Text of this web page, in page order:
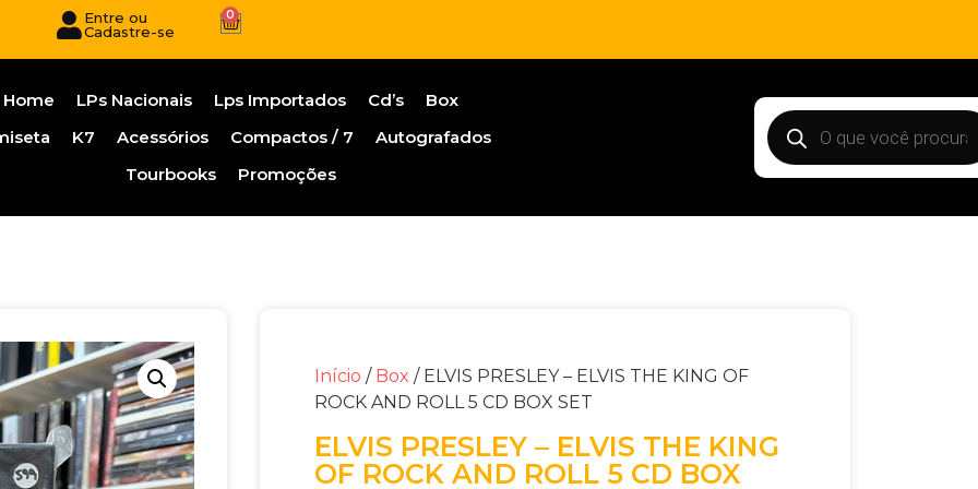
Entre ou
Cadastre-se
0
Home LPs Nacionais Lps Importados Cd’s
Box
K7 Acessórios Compactos / 7
Autografados
Tourbooks
Promoções
Início / Box / ELVIS PRESLEY – ELVIS THE KING OF
ROCK AND ROLL 5 CD BOX SET
ELVIS PRESLEY – ELVIS THE KING
OF ROCK AND ROLL 5 CD BOX